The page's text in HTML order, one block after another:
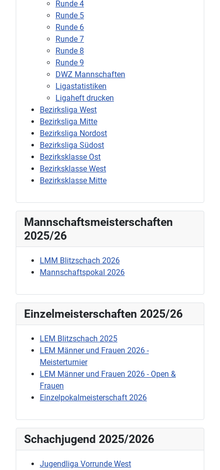
Runde 4
Runde 5
Runde 6
Runde 7
Runde 8
Runde 9
DWZ Mannschaften
Ligastatistiken
Ligaheft drucken
Bezirksliga West
Bezirksliga Mitte
Bezirksliga Nordost
Bezirksliga Südost
Bezirksklasse Ost
Bezirksklasse West
Bezirksklasse Mitte
Mannschaftsmeisterschaften
2025/26
LMM Blitzschach 2026
Mannschaftspokal 2026
Einzelmeisterschaften 2025/26
LEM Blitzschach 2025
LEM Männer und Frauen 2026 -
Meisterturnier
LEM Männer und Frauen 2026 - Open &
Frauen
Einzelpokalmeisterschaft 2026
Schachjugend 2025/2026
Jugendliga Vorrunde West